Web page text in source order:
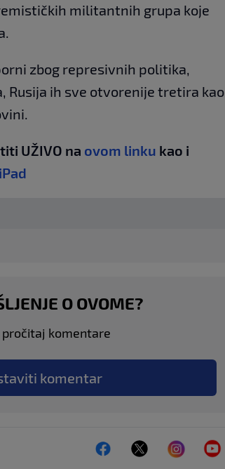
militantnih grupa koje
zbog represivnih politika,
Rusija ih sve otvorenije tretira kao
UŽIVO na ovom linku kao i
O OVOME?
komentare
komentar